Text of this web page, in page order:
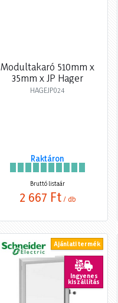
Modultakaró 510mm x
35mm x JP Hager
HAGEJP024
Raktáron
Bruttó listaár
2 667 Ft / db
Ajánlati termék
Ingyenes
kiszállítás